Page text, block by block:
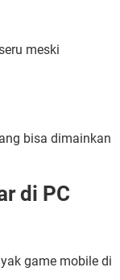
meski
bisa dimainkan
di PC
game mobile di